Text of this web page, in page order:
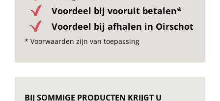
Voordeel bij vooruit betalen*
Voordeel bij afhalen in Oirschot
* Voorwaarden zijn van toepassing
BIJ SOMMIGE PRODUCTEN KRIJGT U